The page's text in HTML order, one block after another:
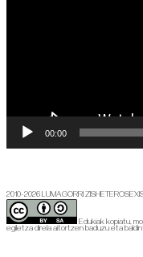
00:00
2010-2026 LUMAGORRI
Edukiak kopiatu,
egiletza direla aitortzen baduzu eta